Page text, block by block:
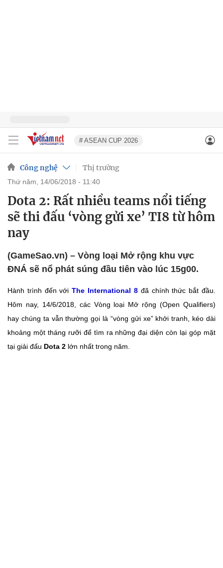
# ASEAN CUP 2026
Công nghệ Thị trường
thứ năm, 14/06/2018 - 11:40
Dota 2: Rất nhiều teams nổi tiếng
sẽ thi đấu ‘vòng gửi xe’ TI8 từ hôm
nay
(GameSao.vn) – Vòng loại Mở rộng khu vực
ĐNÁ sẽ nổ phát súng đầu tiên vào lúc 15g00.
Hành trình đến vớiThe International 8đã chính thức bắt đầu.
Hôm nay, 14/6/2018, các Vòng loại Mở rộng (Open Qualifiers)
hay chúng ta vẫn thường gọi là “vòng gửi xe” khởi tranh, kéo dài
khoảng một tháng rưỡi để tìm ra những đại diện còn lại góp mặt
tại giải đấu Dota 2 lớn nhất trong năm.